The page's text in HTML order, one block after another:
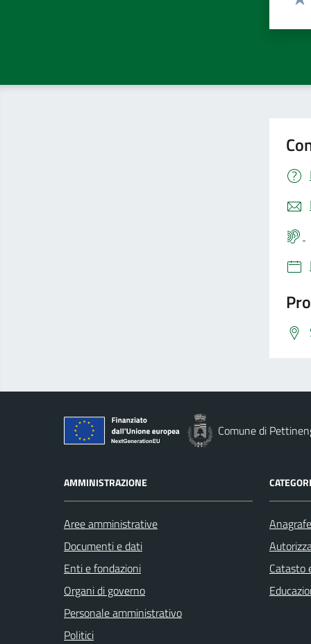
Comune di
AMMINISTRAZIONE
Aree amministrative
Documenti e dati
Enti e fondazioni
Organi di governo
Personale amministrativo
Politici
Catasto